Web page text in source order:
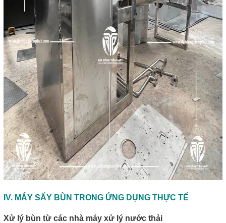
IV. MÁY SẤY BÙN TRONG ỨNG DỤNG THỰC TẾ
Xử lý bùn từ các nhà máy xử lý nước thải